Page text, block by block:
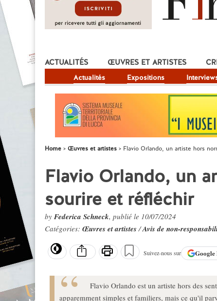
ACTUALITÉS
Actualités Expositions
ŒUVRES ET ARTISTES
Home Œuvres et artistes Flavio Orlando, un artiste hors
Flavio Orlando, un
sourire et réfléchir
by Federica Schneck, publié le 10/07/2024
Catégories: Œuvres et artistes/Avis de non-
Suivez-nous sur Google
Flavio Orlando est un artiste hors des
apparemment simples et familiers, mais ce qu'il